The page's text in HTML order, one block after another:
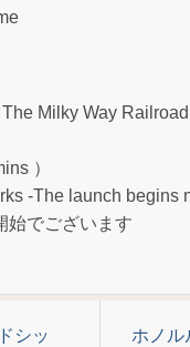
Milky Way Railroad
）
-The launch begins
始でございます
シッ
ホノ